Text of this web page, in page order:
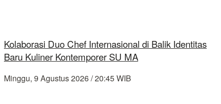
Kolaborasi Duo Chef Internasional di Balik Identitas
Baru Kuliner Kontemporer SU MA
Minggu, 9 Agustus 2026 / 20:45 WIB